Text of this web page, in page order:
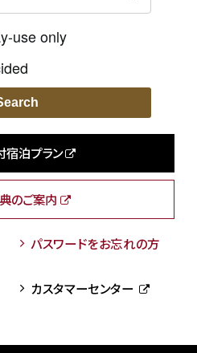
use only
宿泊プラン
のご案内
パスワードをお忘れの方
カスタマーセンター